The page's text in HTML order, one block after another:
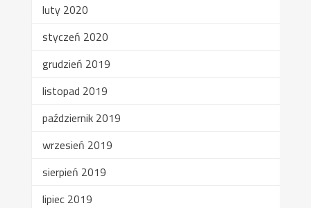
luty 2020
styczeń 2020
grudzień 2019
listopad 2019
październik 2019
wrzesień 2019
sierpień 2019
lipiec 2019